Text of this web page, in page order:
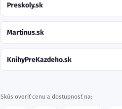
Preskoly.sk
Martinus.sk
KnihyPreKazdeho.sk
Skús overiť cenu a dostupnosť na: